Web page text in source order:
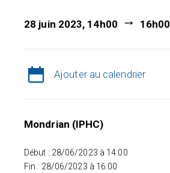
28 juin 2023, 14h00 16h00
Ajouter au calendrier
Mondrian (IPHC)
Début : 28/06/2023 à 14:00
Fin : 28/06/2023 à 16:00